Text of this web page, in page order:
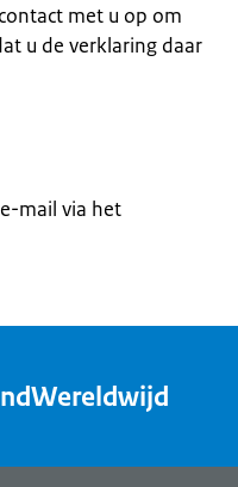
met u op om
u de verklaring daar
mail via het